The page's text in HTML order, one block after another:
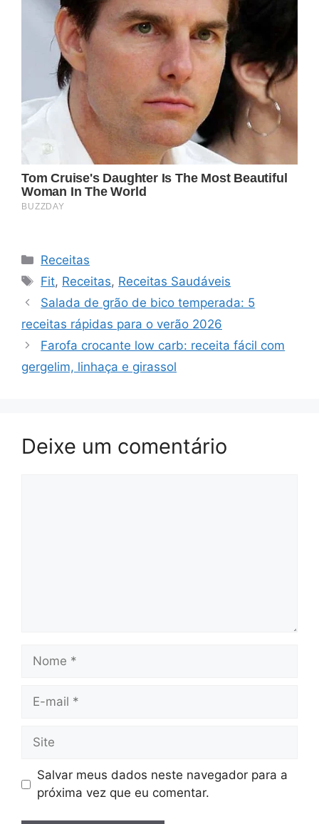
Categorias
Receitas
Tags
Fit, Receitas, Receitas Saudáveis
Salada de grão de bico temperada: 5
receitas rápidas para o verão 2026
Farofa crocante low carb: receita fácil com
gergelim, linhaça e girassol
Deixe um comentário
Nome
Site
Salvar meus dados neste navegador para a
próxima vez que eu comentar.